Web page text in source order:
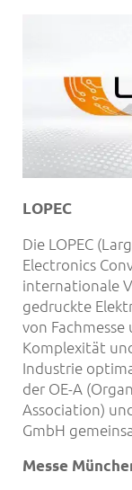
LOPEC
Die LOPEC
Electronics
internationale
gedruckte
von
Komplexität
Industrie
der OE-A
Association)
GmbH
Messe M